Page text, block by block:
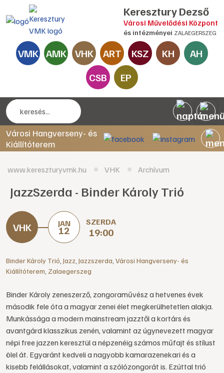
Keresztury Dezső
Városi Művelődési Központ
és intézményei ZALAEGERSZEG
VMK AMK VHK ART KSZ KH
AH
CSB
EP
Városi Hangverseny- és
Kiállítóterem
www.kereszturyvmk.hu VHK Archívum
JazzSzerda - Binder Károly Trió
JAN
12
SZERDA
19:00
Binder Károly Trió Jazz Jazzszerda Városi Hangverseny- és
Kiállítóterem Zalaegerszeg
Binder Károly zeneszerző, zongoraművész a hetvenes évek
második fele óta a magyar zenei élet megkerülhetetlen alakja.
Munkássága a modern mainstream jazztől a kortárs és
avantgárd klasszikus zenén, valamint az úgynevezett magyar
népi free jazzen keresztül a népzenéig számos műfajt és stílust
ölel át. Egyaránt kedveli a nagyobb kamarazenekari és a
kisebb felállásokat, valamint a szólózongorát is. Ezúttal trió